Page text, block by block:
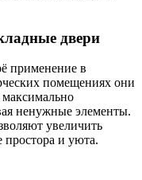
двери
применение в
помещениях они
максимально
ненужные элементы.
увеличить
и уюта.